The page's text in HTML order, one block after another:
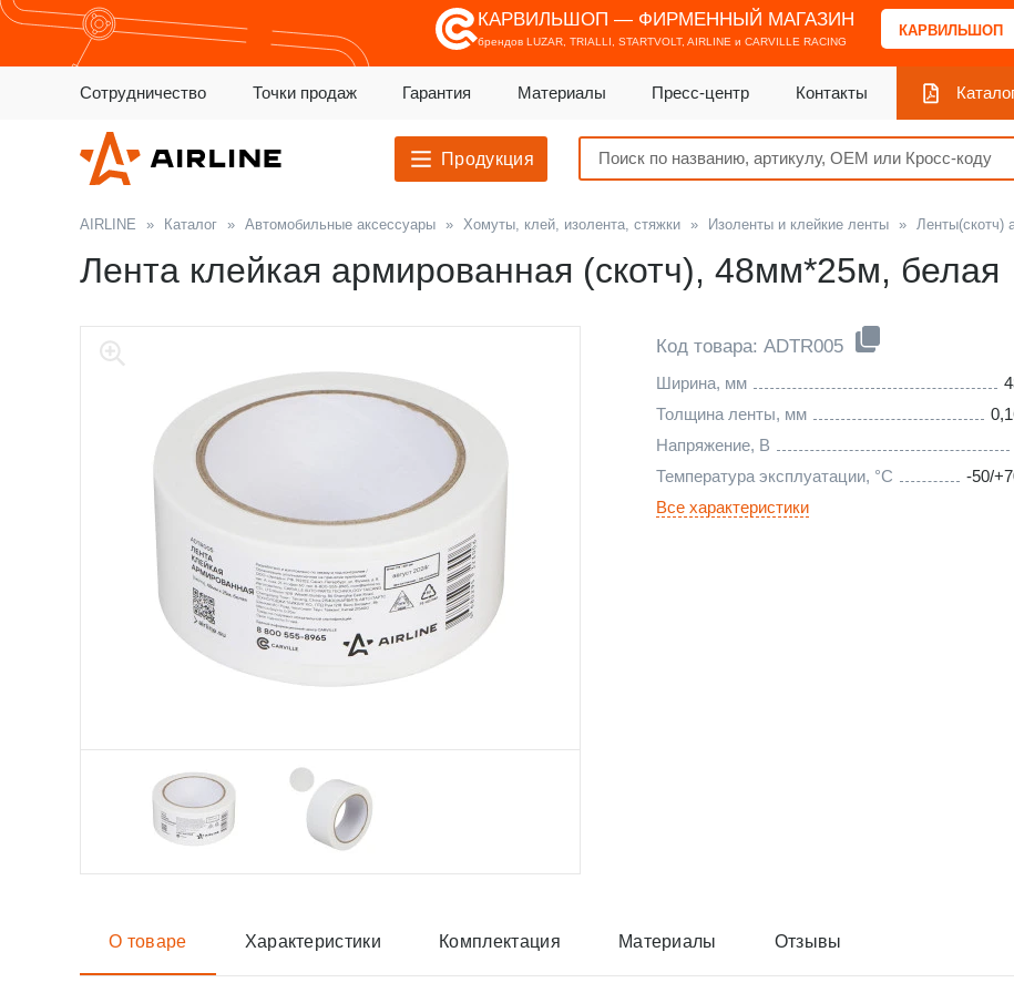
КАРВИЛЬШОП — ФИРМЕННЫЙ МАГАЗИН
брендов LUZAR, TRIALLI, STARTVOLT, AIRLINE и CARVILLE RACING
КАРВИЛЬШОП
Сотрудничество Точки продаж Гарантия Материалы Пресс-центр Контакты
Продукция
AIRLINE » Каталог » Автомобильные аксессуары » Хомуты, клей, изолента, стяжки » Изоленты и клейкие ленты » Ленты(скотч)
Лента клейкая армированная (скотч), 48мм*25м, белая
Код товара: ADTR005
Ширина, мм
Толщина ленты, мм
Напряжение, В
Температура эксплуатации, °С
-50/
Все характеристики
О товаре Характеристики Комплектация Материалы Отзывы